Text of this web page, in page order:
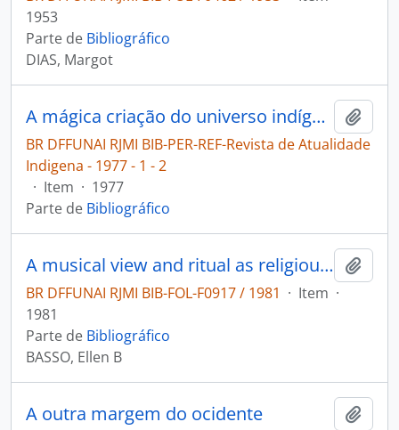
1953
Parte de Bibliográfico
DIAS, Margot
A mágica criação do universo indígena [Revista de Atualidade Indigena]
BR DFFUNAI RJMI BIB-PER-REF-Revista de Atualidade
Indigena - 1977 - 1 - 2
· Item · 1977
Parte de Bibliográfico
A musical view and ritual as religious performance
BR DFFUNAI RJMI BIB-FOL-F0917 / 1981 · Item ·
1981
Parte de Bibliográfico
BASSO, Ellen B
A outra margem do ocidente